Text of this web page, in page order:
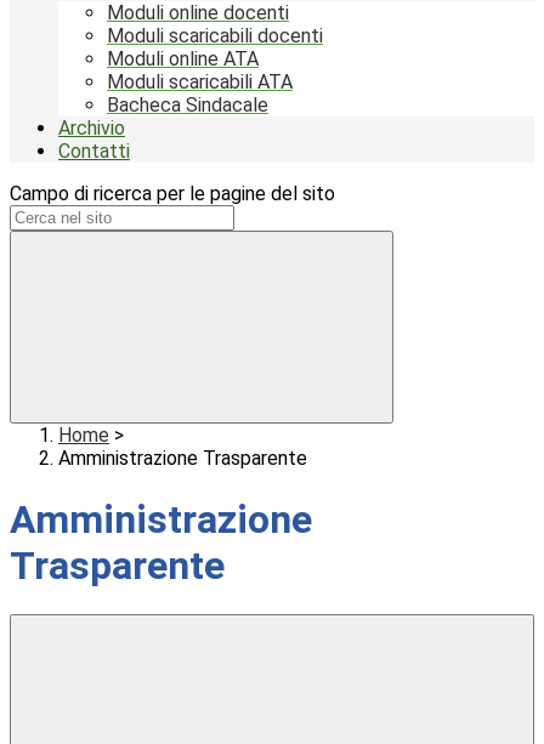
Moduli online docenti
Moduli scaricabili docenti
Moduli online ATA
Moduli scaricabili ATA
Bacheca Sindacale
Archivio
Contatti
Campo di ricerca per le pagine del sito
Home >
Amministrazione Trasparente
Amministrazione
Trasparente